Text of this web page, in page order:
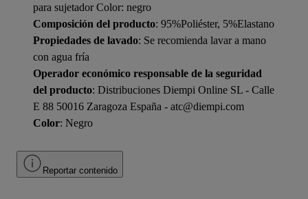
para sujetador Color: negro
Composición del producto: 95%Poliéster, 5%Elastano
Propiedades de lavado: Se recomienda lavar a mano
con agua fría
Operador económico responsable de la seguridad
del producto: Distribuciones Diempi Online SL - Calle
E 88 50016 Zaragoza España - atc@diempi.com
Color: Negro
Reportar contenido